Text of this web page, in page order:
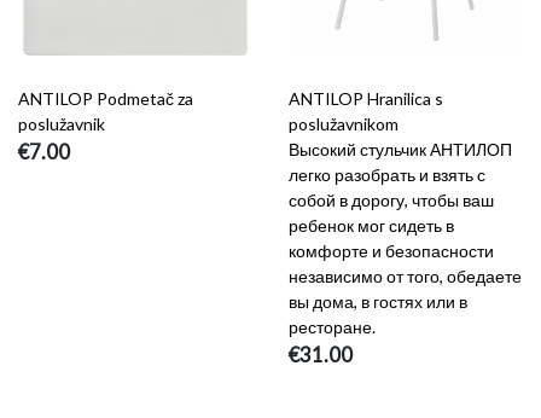
ANTILOP Podmetač za
poslužavnik
€7.00
ANTILOP Hranilica s
poslužavnikom
Высокий стульчик АНТИЛОП
легко разобрать и взять с
собой в дорогу, чтобы ваш
ребенок мог сидеть в
комфорте и безопасности
независимо от того, обедаете
вы дома, в гостях или в
ресторане.
€31.00